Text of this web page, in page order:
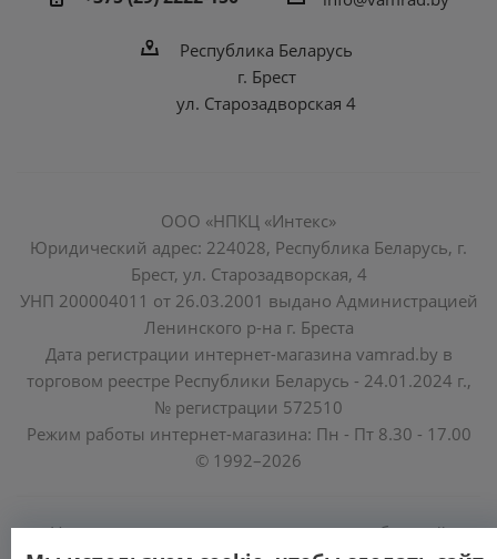
Республика Беларусь
г. Брест
ул. Старозадворская 4
ООО «НПКЦ «Интекс»
Юридический адрес: 224028, Республика Беларусь, г.
Брест, ул. Старозадворская, 4
УНП 200004011 от 26.03.2001 выдано Администрацией
Ленинского р-на г. Бреста
Дата регистрации интернет-магазина vamrad.by в
торговом реестре Республики Беларусь - 24.01.2024 г.,
№ регистрации 572510
Режим работы интернет-магазина: Пн - Пт 8.30 - 17.00
© 1992–2026
Уполномоченные по защите прав потребителей